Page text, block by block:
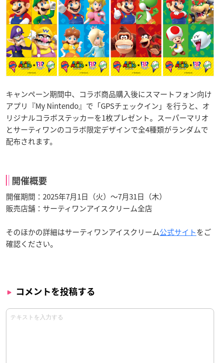
キャンペーン期間中、コラボ商品購入後にスマートフォン向け
アプリ『My Nintendo』で「GPSチェックイン」を行うと、オ
リジナルコラボステッカーを1枚プレゼント。スーパーマリオ
とサーティワンのコラボ限定デザインで全4種類がランダムで
配布されます。
開催概要
開催期間：2025年7月1日（火）〜7月31日（木）
販売店舗：サーティワンアイスクリーム全店
そのほかの詳細はサーティワンアイスクリーム公式サイトをご
確認ください。
コメントを投稿する